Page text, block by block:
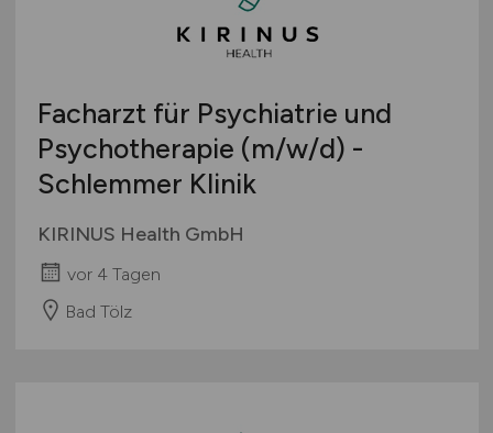
Facharzt für Psychiatrie und
Psychotherapie (m/w/d) -
Schlemmer Klinik
KIRINUS Health GmbH
vor 4 Tagen
Bad Tölz